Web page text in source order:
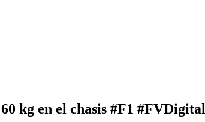
kg en el chasis #F1 #FVDigital